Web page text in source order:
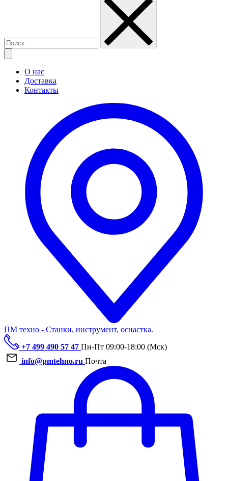
О нас
Доставка
Контакты
ПМ техно - Станки, инструмент, оснастка.
+7 499 490 57 47 Пн-Пт 09:00-18:00 (Мск)
info@pmtehno.ru Почта